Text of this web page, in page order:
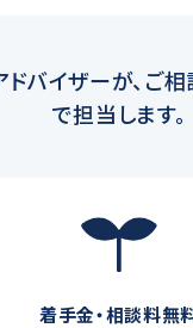
バイザーが、ご
で担当します。
着手金・相談料無